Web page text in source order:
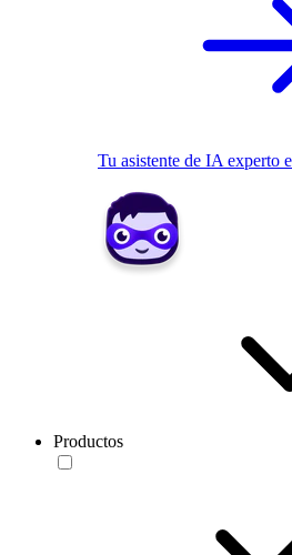
Tu asistente de IA experto
Productos